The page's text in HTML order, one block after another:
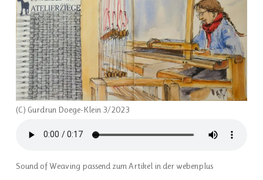
(C) Gurdrun Doege-Klein 3/2023
Sound of Weaving passend zum Artikel in der webenplus